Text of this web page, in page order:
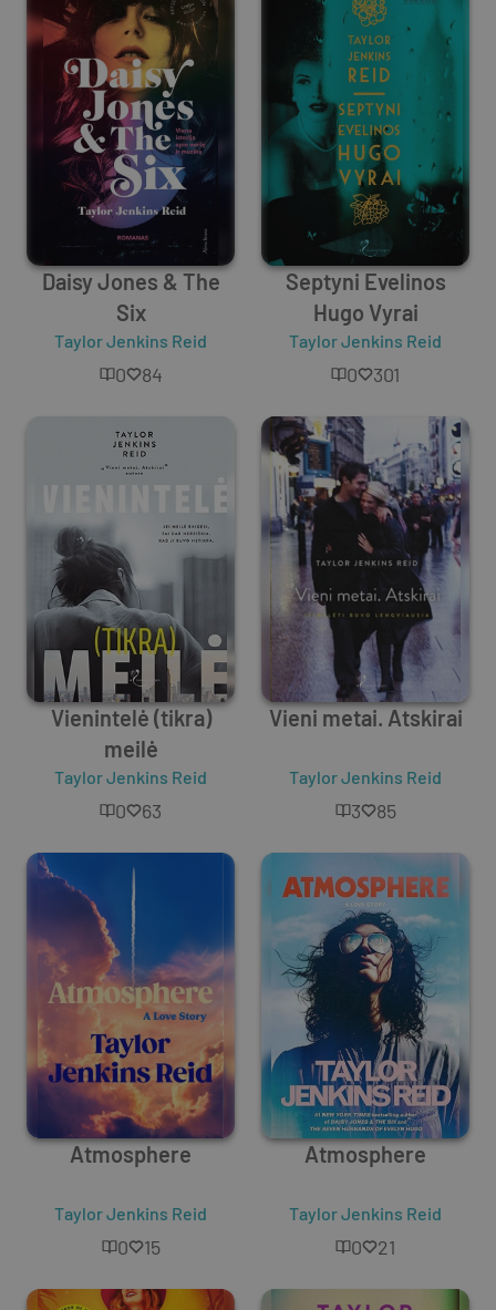
Daisy Jones & The
Six
Taylor Jenkins Reid
0 84
Septyni Evelinos
Hugo Vyrai
Taylor Jenkins Reid
0 301
Vienintelė (tikra)
meilė
Taylor Jenkins Reid
0 63
Vieni metai. Atskirai
Taylor Jenkins Reid
3 85
Atmosphere
Taylor Jenkins Reid
0 15
Atmosphere
Taylor Jenkins Reid
0 21